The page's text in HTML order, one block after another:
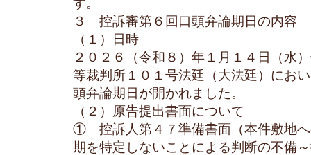
す。
３ 控訴審第６回口頭弁論期日の内容
（１）日時
２０２６（令和８）年１月１４日（水
等裁判所１０１号法廷（大法廷）にお
頭弁論期日が開かれました。
（２）原告提出書面について
① 控訴人第４７準備書面（本件敷地へ
期を特定しないことによる判断の不備